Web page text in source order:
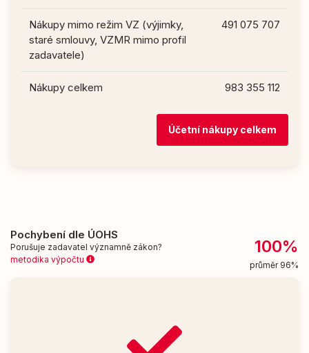
Nákupy mimo režim VZ (výjimky,
staré smlouvy, VZMR mimo profil
zadavatele)
491 075 707
Nákupy celkem 983 355 112
Účetní nákupy celkem
Pochybení dle ÚOHS
Porušuje zadavatel významně zákon?
metodika výpočtu
100%
průměr 96%